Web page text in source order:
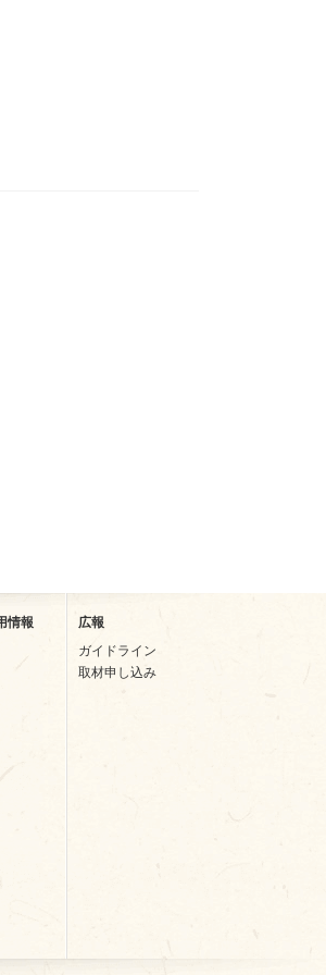
情報
広報
ガイドライン
取材申し込み